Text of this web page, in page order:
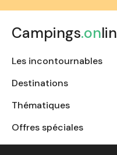
Campings.on
Les incontournables
Destinations
Thématiques
Offres spéciales